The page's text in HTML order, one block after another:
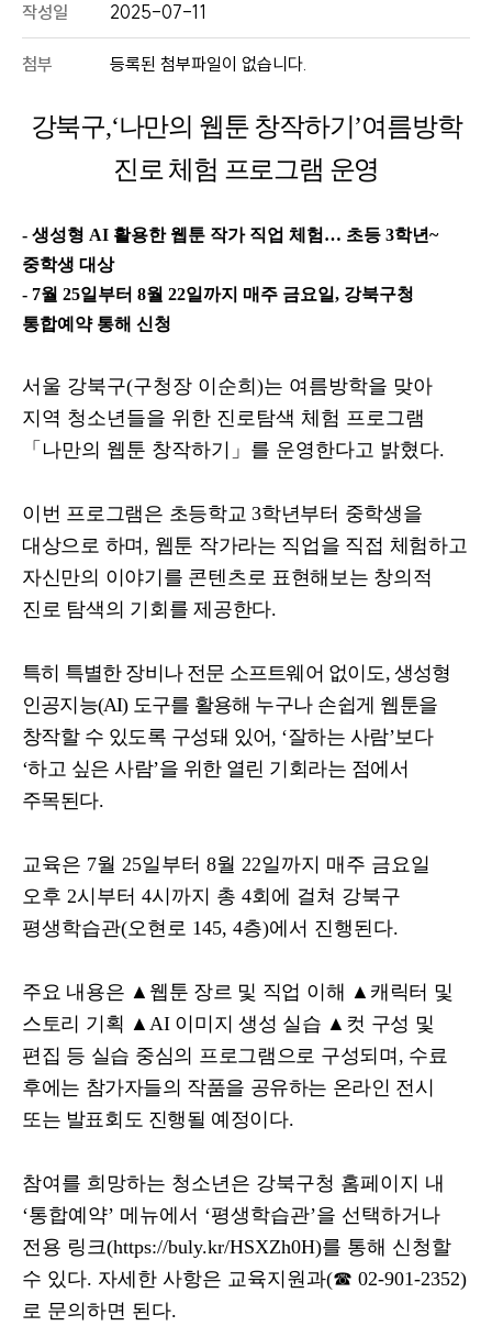
작성일 2025-07-11
첨부 등록된 첨부파일이 없습니다.
강북구,‘나만의 웹툰 창작하기 ’여름방학
진로 체험 프로그램 운영
- 생성형 AI 활용한 웹툰 작가 직업 체험 … 초등 3학년~
중학생 대상
- 7월 25일부터 8월 22일까지 매주 금요일, 강북구청
통합예약 통해 신청
서울 강북구(구청장 이순희 )는 여름방학을 맞아
지역 청소년들을 위한 진로탐색 체험 프로그램
「 나만의 웹툰 창작하기 」 를 운영한다고 밝혔다.
이번 프로그램은 초등학교3학년부터 중학생을
대상으로 하며 , 웹툰 작가라는 직업을 직접 체험하고
자신만의 이야기를 콘텐츠로 표현해보는 창의적
진로 탐색의 기회를 제공한다.
특히 특별한 장비나 전문 소프트웨어 없이도,생성형
인공지능(AI) 도구를 활용해 누구나 손쉽게 웹툰을
창작할 수 있도록 구성돼 있어 , ‘잘하는 사람’보다
‘하고 싶은 사람’을 위한 열린 기회라는 점에서
주목된다.
교육은 7월 25일부터 8월 22일까지 매주 금요일
오후 2시부터 4시까지 총 4회에 걸쳐 강북구
평생학습관(오현로 145, 4층)에서 진행된다.
주요 내용은 ▲ 웹툰 장르 및 직업 이해 ▲ 캐릭터 및
스토리 기획 ▲ AI 이미지 생성 실습 ▲ 컷 구성 및
편집 등 실습 중심의 프로그램으로 구성되며 , 수료
후에는 참가자들의 작품을 공유하는 온라인 전시
또는 발표회도 진행될 예정이다.
참여를 희망하는 청소년은 강북구청 홈페이지 내
‘통합예약’ 메뉴에서 ‘평생학습관’을 선택하거나
전용 링크(https://buly.kr/HSXZh0H)를 통해 신청할
수 있다. 자세한 사항은 교육지원과(☎ 02-901-2352)
로 문의하면 된다.